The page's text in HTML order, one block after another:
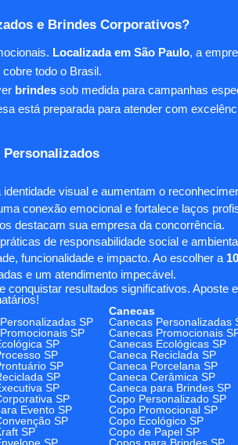
e Brindes Corporativos?
Localizada em São Paulo, a
todo o Brasil.
brindessob medida para campanhas
está preparada para atender com
visual e aumentam o
conexão emocional e fortalece laços
destacam sua empresa da concorrência.
de responsabilidade social e
funcionalidade e impacto. Ao escolher a
e um atendimento impecável.
conquistar resultados significativos. Aposte
Canecas
SP Canecas Personalizadas
SP Canecas Promocionais
SP Canecas Ecológicas SP
SP Caneca Reciclada SP
SP Caneca Porcelana SP
SP Caneca Cerâmica SP
SP Caneca para Brindes SP
SP Copo Personalizado SP
Evento SP Copo Promocional SP
SP Copo Ecológico SP
SP Copo de Papel SP